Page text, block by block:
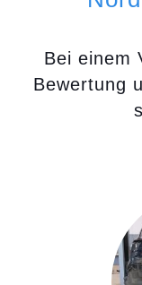
Bei einem
Bewertung